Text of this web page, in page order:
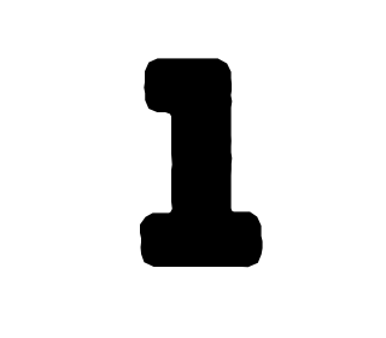
1
1